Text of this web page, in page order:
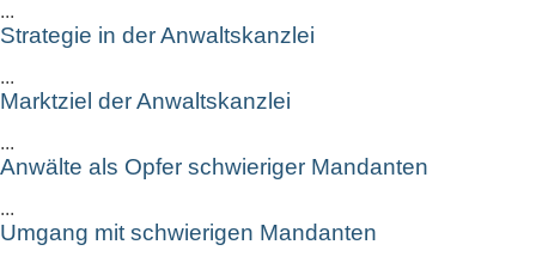
...
Strategie in der Anwaltskanzlei
...
Marktziel der Anwaltskanzlei
...
Anwälte als Opfer schwieriger Mandanten
...
Umgang mit schwierigen Mandanten